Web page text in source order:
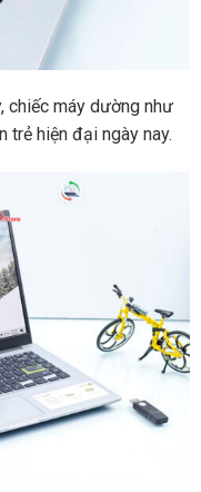
chiếc máy dường như
trẻ hiện đại ngày nay.